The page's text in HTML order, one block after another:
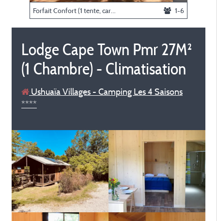
1-6
Lodge Cape Town Pmr 27M²
(1 Chambre) - Climatisation
Ushuaïa Villages - Camping Les 4 Saisons
****